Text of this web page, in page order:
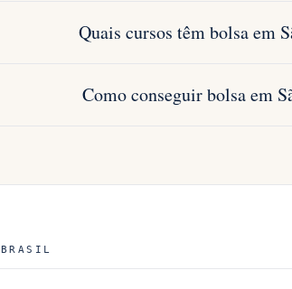
Quais cursos têm bolsa em
Como conseguir bolsa em